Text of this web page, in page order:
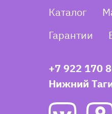
Каталог
Гарантии
+7 922 170
Нижний